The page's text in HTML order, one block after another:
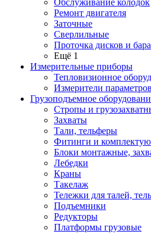
Обслуживание колодок
Ремонт двигателя
Заточные
Сверлильные
Проточка дисков и
Ещё 1
Измерительные приборы
Тепловизионное
Измерители
Грузоподъемное
Стропы и
Захваты
Тали, тельферы
Фитинги и
Блоки монтажные,
Лебедки
Краны
Такелаж
Тележки для талей,
Подъемники
Редукторы
Платформы грузовые